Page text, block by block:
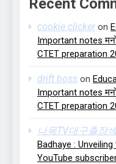
Recent
cookie clickeron
Important notes
CTET preparation
drift boss on
Important notes
CTET preparation
나목TV대구출장
Badhaye :
YouTube